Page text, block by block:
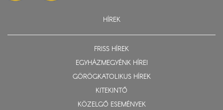
HÍREK
FRISS HÍREK
EGYHÁZMEGYÉNK HÍREI
GÖRÖGKATOLIKUS HÍREK
KITEKINTŐ
KÖZELGŐ ESEMÉNYEK